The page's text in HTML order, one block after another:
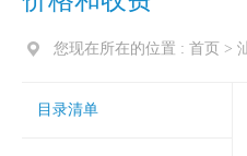
您现在所在的位置 : 首页 >
目录清单